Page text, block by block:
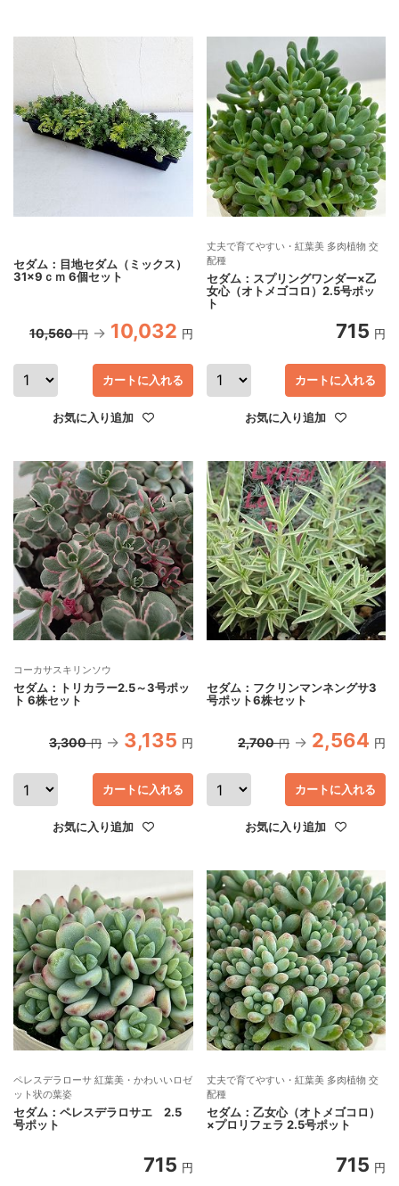
セダム：目地セダム（ミックス）
31×9ｃｍ 6個セット
10,560 円 10,032 円
お気に入り追加
カートに入れる
丈夫で育てやすい・紅葉美 多肉植物 交
配種
セダム：スプリングワンダー×乙
女心（オトメゴコロ）2.5号ポッ
ト
715 円
お気に入り追加
カートに入れる
コーカサスキリンソウ
セダム：トリカラー2.5～3号ポッ
ト 6株セット
3,300 円 3,135 円
お気に入り追加
カートに入れる
セダム：フクリンマンネングサ3
号ポット6株セット
2,700 円 2,564 円
お気に入り追加
カートに入れる
ペレスデラローサ 紅葉美・かわいいロゼ
ット状の葉姿
セダム：ペレスデラロサエ 2.5
号ポット
715 円
丈夫で育てやすい・紅葉美 多肉植物 交
配種
セダム：乙女心（オトメゴコロ）
×プロリフェラ 2.5号ポット
715 円